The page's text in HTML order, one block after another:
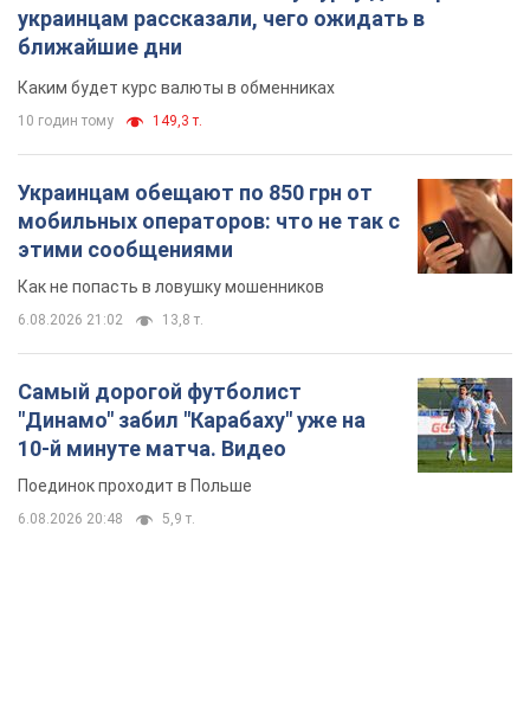
этими сообщениями
Как не попасть в ловушку мошенников
6.08.2026 21:02 13,8 т.
Самый дорогой футболист
"Динамо" забил "Карабаху" уже на
10-й минуте матча. Видео
Поединок проходит в Польше
6.08.2026 20:48 5,9 т.